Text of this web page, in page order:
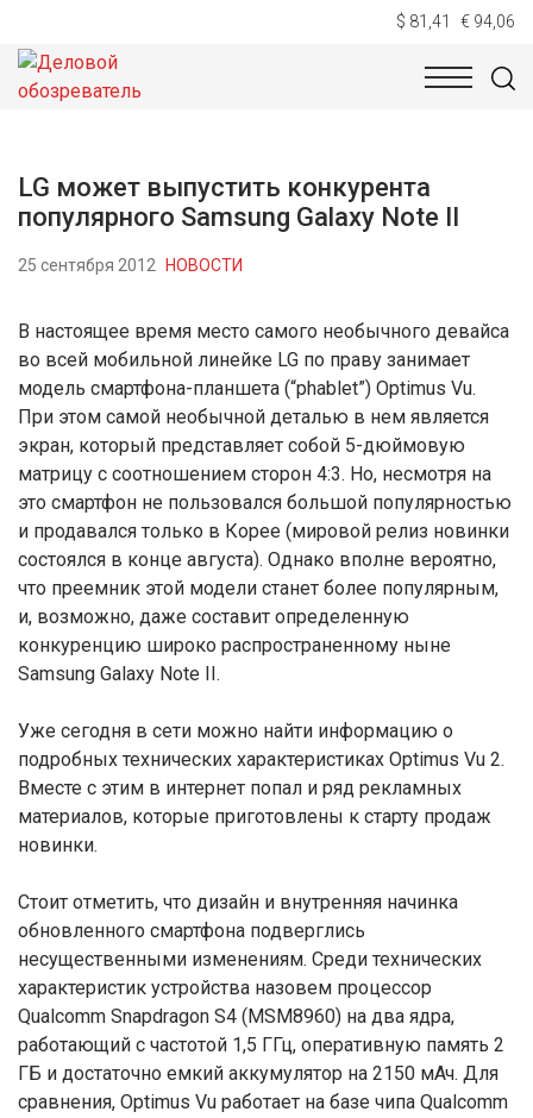
$ 81,41 € 94,06
НОВОСТИ
LG может выпустить конкурента
популярного Samsung Galaxy Note II
25 сентября 2012 НОВОСТИ
В настоящее время место самого необычного девайса
во всей мобильной линейке LG по праву занимает
модель смартфона-планшета (“phablet”) Optimus Vu.
При этом самой необычной деталью в нем является
экран, который представляет собой 5-дюймовую
матрицу с соотношением сторон 4:3. Но, несмотря на
это смартфон не пользовался большой популярностью
и продавался только в Корее (мировой релиз новинки
состоялся в конце августа). Однако вполне вероятно,
что преемник этой модели станет более популярным,
и, возможно, даже составит определенную
конкуренцию широко распространенному ныне
Samsung Galaxy Note II.
Уже сегодня в сети можно найти информацию о
подробных технических характеристиках Optimus Vu 2.
Вместе с этим в интернет попал и ряд рекламных
материалов, которые приготовлены к старту продаж
новинки.
Стоит отметить, что дизайн и внутренняя начинка
обновленного смартфона подверглись
несущественными изменениям. Среди технических
характеристик устройства назовем процессор
Qualcomm Snapdragon S4 (MSM8960) на два ядра,
работающий с частотой 1,5 ГГц, оперативную память 2
ГБ и достаточно емкий аккумулятор на 2150 мАч. Для
сравнения, Optimus Vu работает на базе чипа Qualcomm